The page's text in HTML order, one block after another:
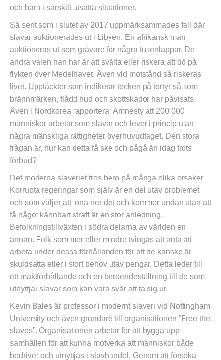
och barn i särskilt utsatta situationer.
Så sent som i slutet av 2017 uppmärksammades fall där
slavar auktionerades ut i Libyen. En afrikansk man
auktioneras ut som grävare för några tusenlappar. De
andra valen han har är att svälta eller riskera att dö på
flykten över Medelhavet. Även vid motstånd så riskeras
livet. Upptäckter som indikerar tecken på tortyr så som
brännmärken, flådd hud och skottskador har påvisats.
Även i Nordkorea rapporterar Amnesty att 200 000
människor arbetar som slavar och lever i princip utan
några mänskliga rättigheter överhuvudtaget. Den stora
frågan är, hur kan detta få ske och pågå än idag trots
förbud?
Det moderna slaveriet tros bero på många olika orsaker.
Korrupta regeringar som själv är en del utav problemet
och som väljer att tona ner det och kommer undan utan att
få något kännbart straff är en stor anledning.
Befolkningstillväxten i södra delarna av världen en
annan. Folk som mer eller mindre tvingas att anta att
arbeta under dessa förhållanden för att de kanske är
skuldsatta eller i stort behov utav pengar. Detta leder till
ett maktförhållande och en beroendeställning till de som
utnyttjar slavar som kan vara svår att ta sig ur.
Kevin Bales är professor i modernt slaveri vid Nottingham
University och även grundare till organisationen ”Free the
slaves”. Organisationen arbetar för att bygga upp
samhällen för att kunna motverka att människor både
bedriver och utnyttjas i slavhandel. Genom att försöka